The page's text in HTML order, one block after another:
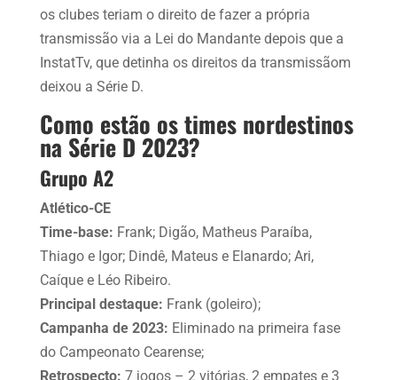
os clubes teriam o direito de fazer a própria
transmissão via a Lei do Mandante depois que a
InstatTv, que detinha os direitos da transmissãom
deixou a Série D.
Como estão os times nordestinos
na Série D 2023?
Grupo A2
Atlético-CE
Time-base: Frank; Digão, Matheus Paraíba,
Thiago e Igor; Dindê, Mateus e Elanardo; Ari,
Caíque e Léo Ribeiro.
Principal destaque: Frank (goleiro);
Campanha de 2023: Eliminado na primeira fase
do Campeonato Cearense;
Retrospecto: 7 jogos – 2 vitórias, 2 empates e 3